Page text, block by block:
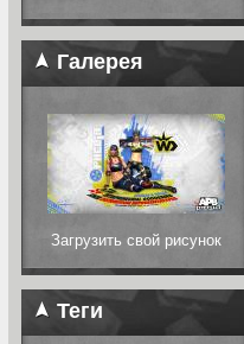
Галерея
Загрузить свой рисунок
Теги